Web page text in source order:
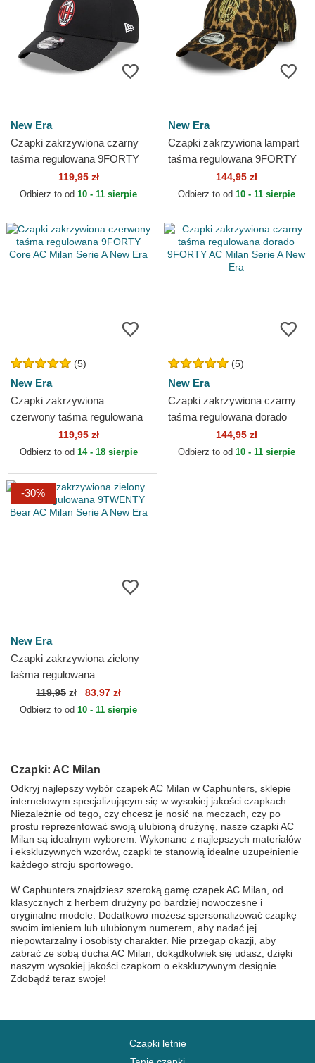
New Era
Czapki zakrzywiona czarny
taśma regulowana 9FORTY
Core AC Milan Serie A New
Era
119,95 zł
Odbierz to od 10 - 11 sierpie
New Era
Czapki zakrzywiona lampart
taśma regulowana 9FORTY
AC Milan Serie A New Era
144,95 zł
Odbierz to od 10 - 11 sierpie
(5)
New Era
Czapki zakrzywiona
czerwony taśma regulowana
9FORTY Core AC Milan
Serie A New Era
119,95 zł
Odbierz to od 14 - 18 sierpie
(5)
New Era
Czapki zakrzywiona czarny
taśma regulowana dorado
9FORTY AC Milan Serie A
New Era
144,95 zł
Odbierz to od 10 - 11 sierpie
-30%
New Era
Czapki zakrzywiona zielony
taśma regulowana
9TWENTY Bear AC Milan
Serie A New Era
119,95 zł 83,97 zł
Odbierz to od 10 - 11 sierpie
Czapki: AC Milan
Odkryj najlepszy wybór czapek AC Milan w Caphunters, sklepie
internetowym specjalizującym się w wysokiej jakości czapkach.
Niezależnie od tego, czy chcesz je nosić na meczach, czy po
prostu reprezentować swoją ulubioną drużynę, nasze czapki AC
Milan są idealnym wyborem. Wykonane z najlepszych materiałów
i ekskluzywnych wzorów, czapki te stanowią idealne uzupełnienie
każdego stroju sportowego.
W Caphunters znajdziesz szeroką gamę czapek AC Milan, od
klasycznych z herbem drużyny po bardziej nowoczesne i
oryginalne modele. Dodatkowo możesz spersonalizować czapkę
swoim imieniem lub ulubionym numerem, aby nadać jej
niepowtarzalny i osobisty charakter. Nie przegap okazji, aby
zabrać ze sobą ducha AC Milan, dokądkolwiek się udasz, dzięki
naszym wysokiej jakości czapkom o ekskluzywnym designie.
Zdobądź teraz swoje!
Czapki letnie